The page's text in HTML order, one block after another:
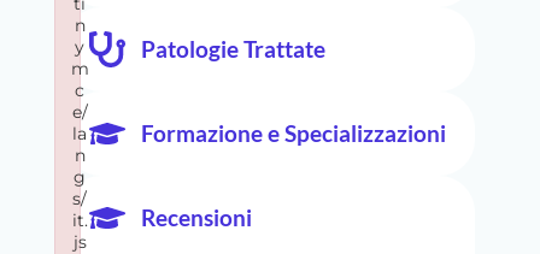
Patologie Trattate
Formazione e Specializzazioni
Recensioni
n
y
m
c
e/
la
n
g
s/
it.
js